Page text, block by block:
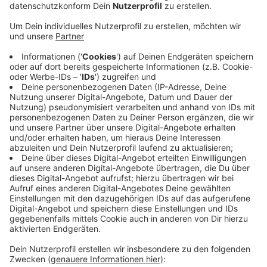
wurde.
Veröffentlicht:Dienstag, 30.06.2020 12:41
Anzeige
Ein Zeuge hatte den Unbekannten bereits am
vergangenen Samstag Abend gefunden. Bei der
Todesursache geht die Polizei von Selbstmord aus.
Weil der Tote keine Ausweispapiere bei sich hatte und
auch kein Fahrzeug in der Nähe des Fundortes
abgestellt war, sucht die Polizei jetzt nach möglichen
Zeugen.
Weitere Informationen und eine Beschreibung des
Mannes finden Sie hier!
Anzeige